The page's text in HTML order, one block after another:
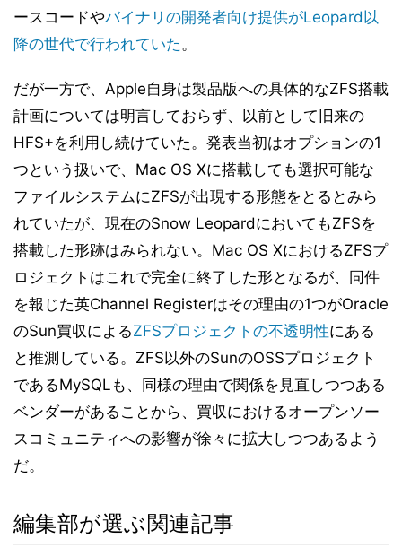
ースコードやバイナリの開発者向け提供がLeopard以
降の世代で行われていた。
だが一方で、Apple自身は製品版への具体的なZFS搭載
計画については明言しておらず、以前として旧来の
HFS+を利用し続けていた。発表当初はオプションの1
つという扱いで、Mac OS Xに搭載しても選択可能な
ファイルシステムにZFSが出現する形態をとるとみら
れていたが、現在のSnow LeopardにおいてもZFSを
搭載した形跡はみられない。Mac OS XにおけるZFSプ
ロジェクトはこれで完全に終了した形となるが、同件
を報じた英Channel Registerはその理由の1つがOracle
のSun買収によるZFSプロジェクトの不透明性にある
と推測している。ZFS以外のSunのOSSプロジェクト
であるMySQLも、同様の理由で関係を見直しつつある
ベンダーがあることから、買収におけるオープンソー
スコミュニティへの影響が徐々に拡大しつつあるよう
だ。
編集部が選ぶ関連記事